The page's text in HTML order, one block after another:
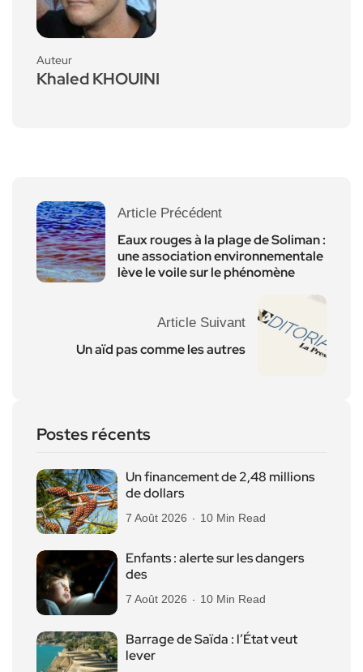
Auteur
Khaled KHOUINI
Article Précédent
Eaux rouges à la plage de Soliman :
une association environnementale
lève le voile sur le phénomène
Article Suivant
Un aïd pas comme les autres
Postes récents
Un financement de 2,48 millions
de dollars
7 Août 2026 10 Min Read
Enfants : alerte sur les dangers
des
7 Août 2026 10 Min Read
Barrage de Saïda : l’État veut
lever